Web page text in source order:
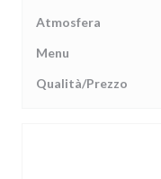
Atmosfera
Menu
Qualità/Prezzo